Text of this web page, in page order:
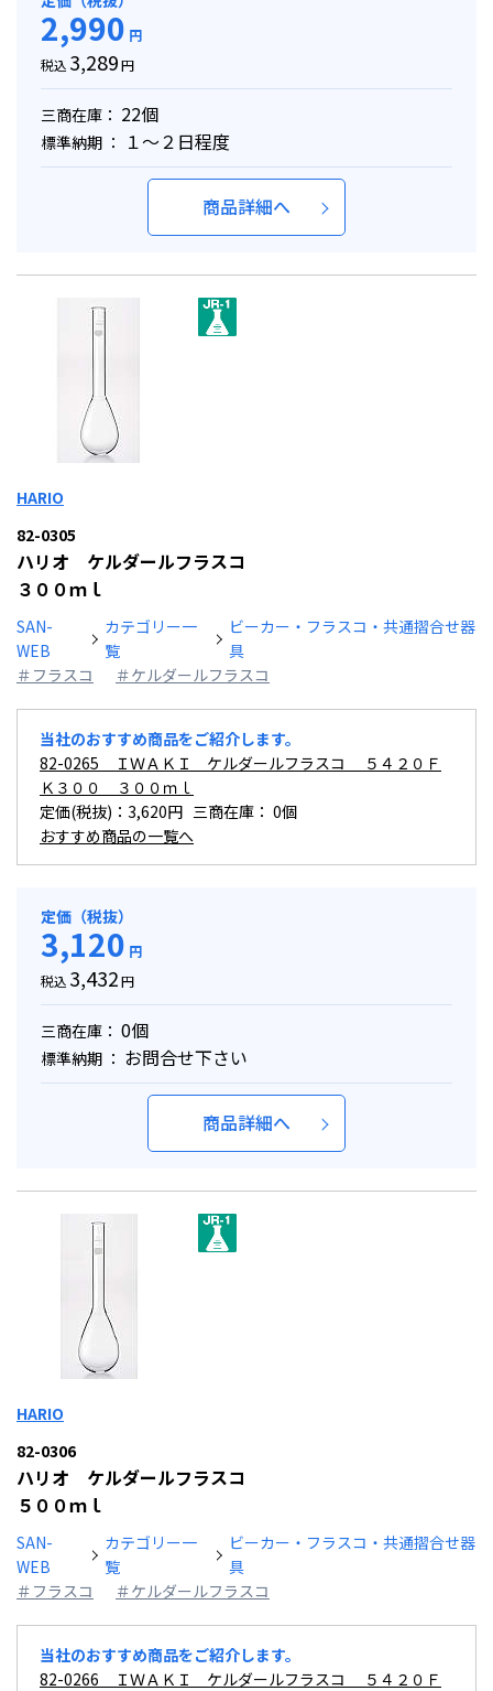
2,990 円
税込 3,289円
三商在庫： 22個
標準納期 ： １～２日程度
商品詳細へ
HARIO
82-0305
ハリオ ケルダールフラスコ
３００ｍｌ
SAN-
WEB
カテゴリー一
覧
ビーカー・フラスコ・共通摺合せ器
具
＃フラスコ
＃ケルダールフラスコ
当社のおすすめ商品をご紹介します。
82-0265 ＩＷＡＫＩ ケルダールフラスコ ５４２０Ｆ
Ｋ３００ ３００ｍｌ
定価(税抜)：3,620円 三商在庫： 0個
おすすめ商品の一覧へ
定価（税抜）
3,120 円
税込 3,432円
三商在庫： 0個
標準納期 ： お問合せ下さい
商品詳細へ
HARIO
82-0306
ハリオ ケルダールフラスコ
５００ｍｌ
SAN-
WEB
カテゴリー一
覧
ビーカー・フラスコ・共通摺合せ器
具
＃フラスコ
＃ケルダールフラスコ
当社のおすすめ商品をご紹介します。
82-0266 ＩＷＡＫＩ ケルダールフラスコ ５４２０Ｆ